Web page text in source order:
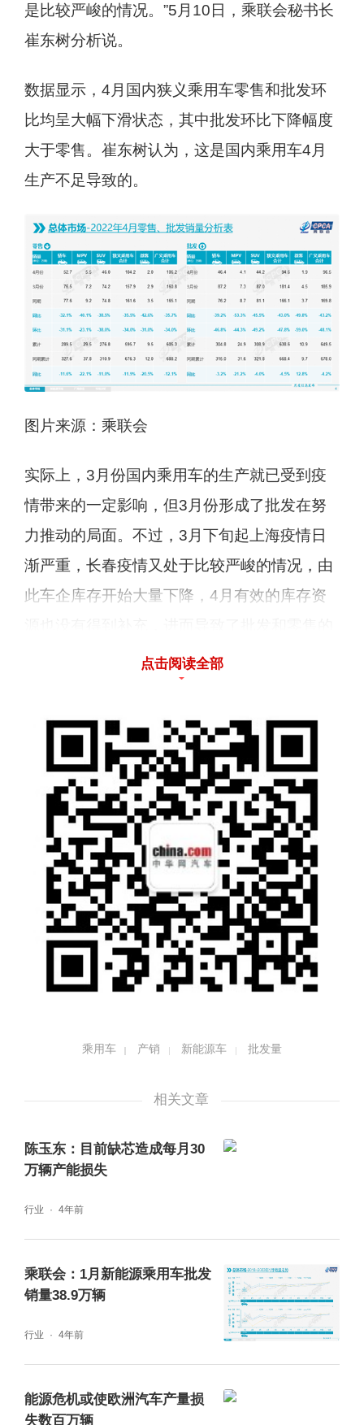
是比较严峻的情况。”5月10日，乘联会秘书长
崔东树分析说。
数据显示，4月国内狭义乘用车零售和批发环
比均呈大幅下滑状态，其中批发环比下降幅度
大于零售。崔东树认为，这是国内乘用车4月
生产不足导致的。
图片来源：乘联会
实际上，3月份国内乘用车的生产就已受到疫
情带来的一定影响，但3月份形成了批发在努
力推动的局面。不过，3月下旬起上海疫情日
渐严重，长春疫情又处于比较严峻的情况，由
此车企库存开始大量下降，4月有效的库存资
生产问题。数据显示，4月我国狭义乘用车产
量为96.9万辆，同比下降41.1%，环比下降46.
8%。轿车、SUV、MPV产量均不同程度下
的主要原因是全国各地疫情的干扰。受疫情影
响，进口汽车零部件短缺，涉及长三角地区的
国产零部件体系供应商无法及时供货，有的甚
至完全停工、停运，加之物流效率降低和运输
时长不可控，导致了生产不畅的问题。
乘联会数据显示，4月上海地区五家主力车企
点击阅读全部
乘用车 产销 新能源车 批发量
相关文章
陈玉东：目前缺芯造成每月30
万辆产能损失
行业 4年前
乘联会：1月新能源乘用车批发
销量38.9万辆
行业 4年前
能源危机或使欧洲汽车产量损
失数百万辆